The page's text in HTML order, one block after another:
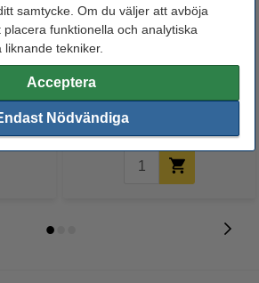
samtycke. Om du väljer att avböja
funktionella och analytiska
tekniker.
Acceptera
Nödvändiga
650 kr